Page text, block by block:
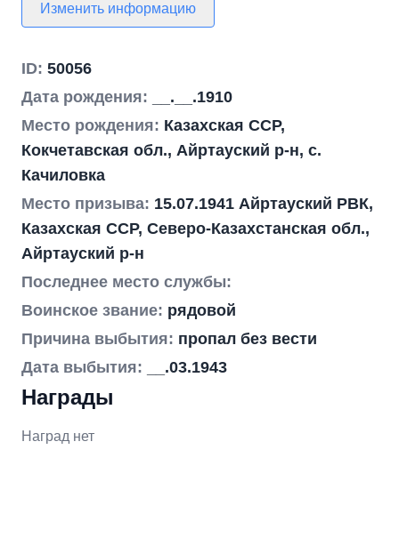
Изменить информацию
ID: 50056
Дата рождения:
__.__.1910
Место рождения: Казахская ССР,
Кокчетавская обл., Айртауский р-н, с.
Качиловка
Место призыва: 15.07.1941 Айртауский РВК,
Казахская ССР, Северо-Казахстанская обл.,
Айртауский р-н
Последнее место службы:
Воинское звание: рядовой
Причина выбытия: пропал без вести
Дата выбытия:
__.03.1943
Награды
Наград нет